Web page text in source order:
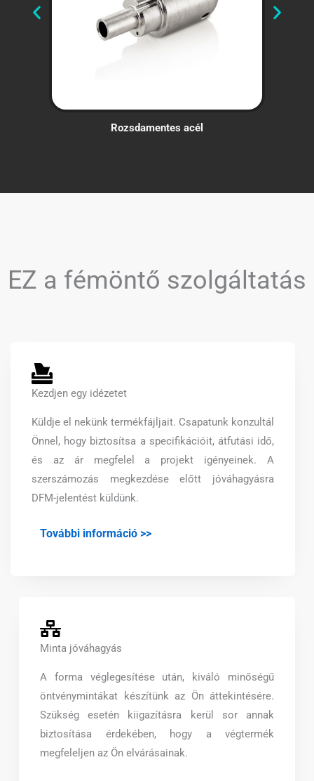
Rozsdamentes acél
EZ a fémöntő szolgáltatás
Kezdjen egy idézetet
Küldje el nekünk termékfájljait. Csapatunk konzultál
Önnel, hogy biztosítsa a specifikációit, átfutási idő,
és az ár megfelel a projekt igényeinek. A
szerszámozás megkezdése előtt jóváhagyásra
DFM-jelentést küldünk.
További információ >>
Minta jóváhagyás
A forma véglegesítése után, kiváló minőségű
öntvénymintákat készítünk az Ön áttekintésére.
Szükség esetén kiigazításra kerül sor annak
biztosítása érdekében, hogy a végtermék
megfeleljen az Ön elvárásainak.